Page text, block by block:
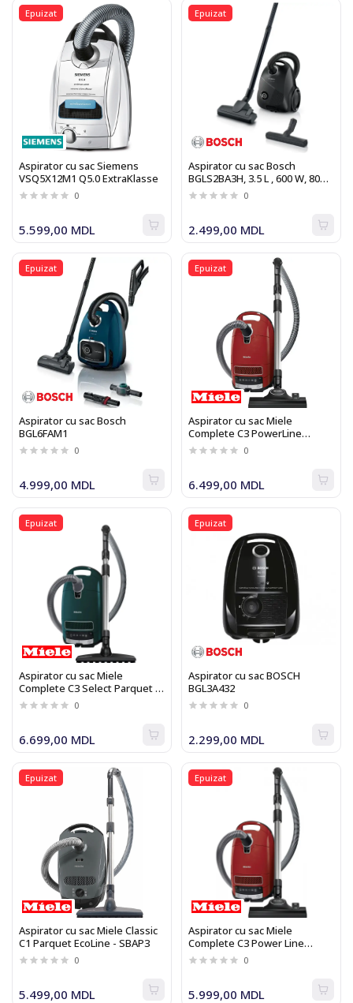
Epuizat
Aspirator cu sac Siemens
VSQ5X12M1 Q5.0 ExtraKlasse
0
5.599,00 MDL
Epuizat
Aspirator cu sac Bosch
BGLS2BA3H, 3.5 L , 600 W, 80
dB, negru
0
2.499,00 MDL
Epuizat
Aspirator cu sac Bosch
BGL6FAM1
0
4.999,00 MDL
Epuizat
Aspirator cu sac Miele
Complete C3 PowerLine
SGDF5
0
6.499,00 MDL
Epuizat
Aspirator cu sac Miele
Complete C3 Select Parquet -
SGDF3
0
6.699,00 MDL
Epuizat
Aspirator cu sac BOSCH
BGL3A432
0
2.299,00 MDL
Epuizat
Aspirator cu sac Miele Classic
C1 Parquet EcoLine - SBAP3
0
5.499,00 MDL
Epuizat
Aspirator cu sac Miele
Complete C3 Power Line
Autumun Red
0
5.999,00 MDL